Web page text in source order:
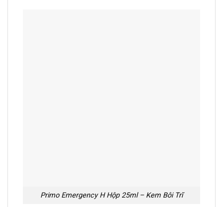
Primo Emergency H Hộp 25ml – Kem Bôi Trĩ